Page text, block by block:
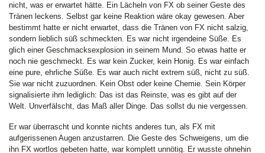
nicht, was er erwartet hätte. Ein Lächeln von FX ob seiner Geste des
Tränen leckens. Selbst gar keine Reaktion wäre okay gewesen. Aber
bestimmt hatte er nicht erwartet, dass die Tränen von FX nicht salzig,
sondern lieblich süß schmeckten. Es war nicht irgendeine Süße. Es
glich einer Geschmacksexplosion in seinem Mund. So etwas hatte er
noch nie geschmeckt. Es war kein Zucker, kein Honig. Es war einfach
eine pure, ehrliche Süße. Es war auch nicht extrem süß, nicht zu süß.
Sie war nicht zuzuordnen. Kein Obst oder keine Chemie. Sein Körper
signalisierte ihm lediglich: Das ist das Reinste, was es gibt auf der
Welt. Unverfälscht, das Maß aller Dinge. Das sollst du nie vergessen.
Er war überrascht und konnte nichts anderes tun, als FX mit
aufgerissenen Augen anzustarren. Die Geste des Schweigens, um die
ihn FX wortlos gebeten hatte, war komplett unnötig. Er wusste ohnehin